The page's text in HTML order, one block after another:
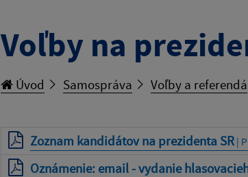
Voľby na
Úvod Samospráva Voľby a referendá
Zoznam kandidátov na prezidenta SR|
Oznámenie: email - vydanie